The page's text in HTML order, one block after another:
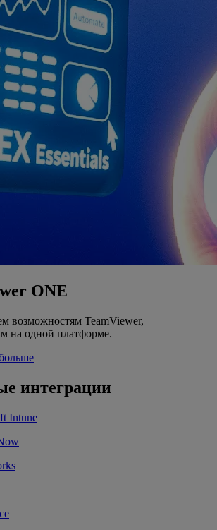
ONE
возможностям TeamViewer,
на одной платформе.
интеграции
Intune